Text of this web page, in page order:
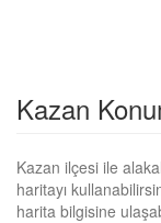
Kazan
Kazan ilçesi ile
haritayı
harita bilgisine